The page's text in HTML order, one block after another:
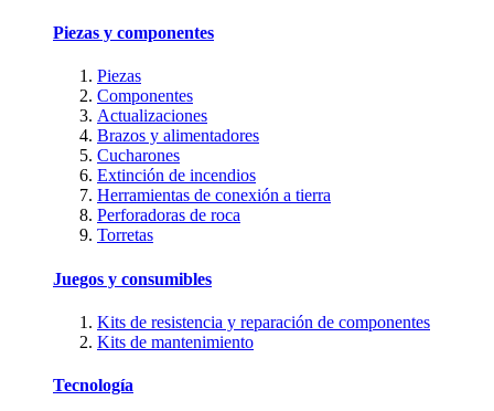
Piezas y componentes
Piezas
Componentes
Actualizaciones
Brazos y alimentadores
Cucharones
Extinción de incendios
Herramientas de conexión a tierra
Perforadoras de roca
Torretas
Juegos y consumibles
Kits de resistencia y reparación de componentes
Kits de mantenimiento
Tecnología